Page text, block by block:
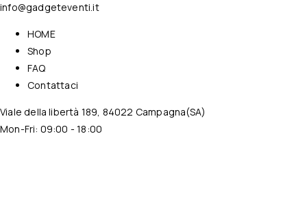
info@gadgeteventi.it
HOME
Shop
FAQ
Contattaci
Viale della libertà 189, 84022 Campagna(SA)
Mon-Fri: 09:00 - 18:00